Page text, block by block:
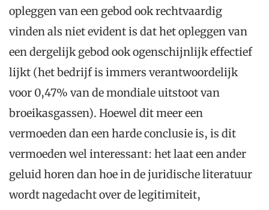
opleggen van een gebod ook rechtvaardig
vinden als niet evident is dat het opleggen van
een dergelijk gebod ook ogenschijnlijk effectief
lijkt (het bedrijf is immers verantwoordelijk
voor 0,47% van de mondiale uitstoot van
broeikasgassen). Hoewel dit meer een
vermoeden dan een harde conclusie is, is dit
vermoeden wel interessant: het laat een ander
geluid horen dan hoe in de juridische literatuur
wordt nagedacht over de legitimiteit,